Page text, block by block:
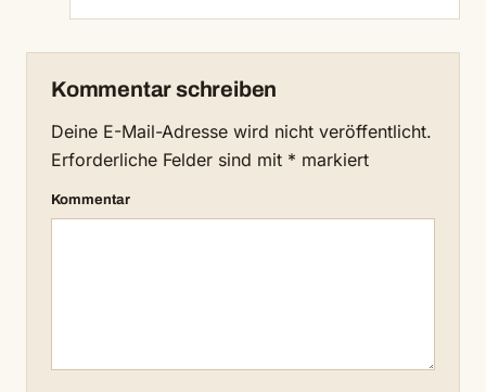
Kommentar schreiben
Deine E-Mail-Adresse wird nicht veröffentlicht.
Erforderliche Felder sind mit * markiert
Kommentar